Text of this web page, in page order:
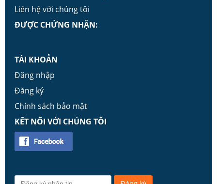
Liên hệ với chúng tôi
ĐƯỢC CHỨNG NHẬN:
TÀI KHOẢN
Đăng nhập
Đăng ký
Chính sách bảo mật
KẾT NỐI VỚI CHÚNG TÔI